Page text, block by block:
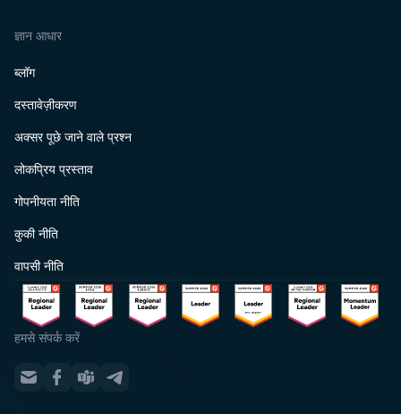
ज्ञान आधार
ब्लॉग
दस्तावेज़ीकरण
अक्सर पूछे जाने वाले प्रश्न
लोकप्रिय प्रस्ताव
गोपनीयता नीति
कुकी नीति
वापसी नीति
हमसे संपर्क करें